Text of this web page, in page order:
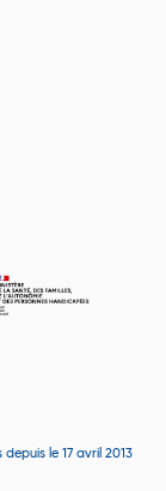
le 17 avril 2013